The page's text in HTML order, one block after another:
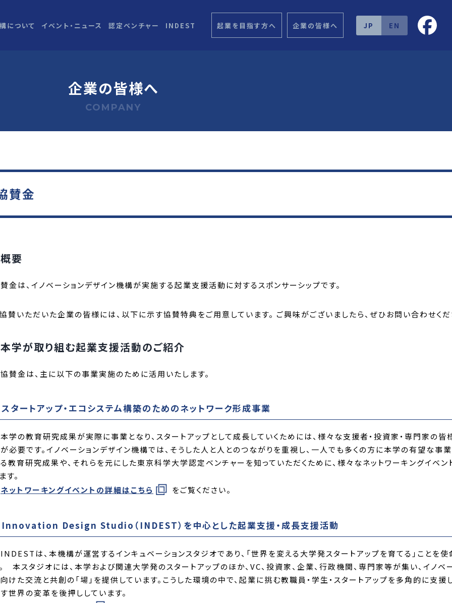
について イベント・ニュース 認定ベンチャー INDEST 起業を目指す方へ 企業の皆様へ EN
JP
企業の皆様へ
COMPANY
賛金
概要
金は、イノベーションデザイン機構が実施する起業支援活動に対するスポンサーシップです。
賛いただいた企業の皆様には、以下に示す協賛特典をご用意しています。 ご興味がございましたら、ぜひお問い合わせくだ
本学が取り組む起業支援活動のご紹介
賛金は、主に以下の事業実施のために活用いたします。
タートアップ・エコシステム構築のためのネットワーク形成事業
の教育研究成果が実際に事業となり、スタートアップとして成長していくためには、様々な支援者・投資家・専門家の皆
必要です。イノベーションデザイン機構では、そうした人と人とのつながりを重視し、一人でも多くの方に本学の有望な事
教育研究成果や、それらを元にした東京科学大学認定ベンチャーを知っていただくために、様々なネットワーキングイベン
す。
ネットワーキングイベントの詳細はこちら
をご覧ください。
Design Studio（INDEST）を中心とした起業支援・成長支援活動
は、本機構が運営するインキュベーションスタジオであり、「世界を変える大学発スタートアップを育てる」ことを使
本スタジオには、本学および関連大学発のスタートアップのほか、VC、投資家、企業、行政機関、専門家等が集い、イノベ
けた交流と共創の「場」を提供しています。こうした環境の中で、起業に挑む教職員・学生・スタートアップを多角的に支援
世界の変革を後押ししています。